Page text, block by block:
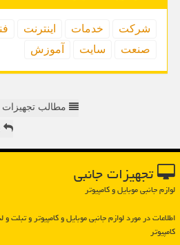
شركت خدمات اینترنت
صنعت
سایت آموزش
مطالب تجهیزات
تجهیزات جانبی
لوازم جانبی موبایل و کامپیوتر
اطلاعات در مورد لوازم جانبی موبایل و كامپیوتر و
كامپیوتر